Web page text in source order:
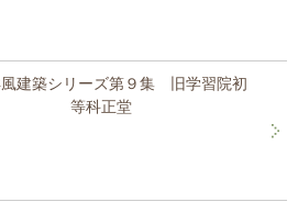
建築シリーズ第９集 旧学習院初
等科正堂